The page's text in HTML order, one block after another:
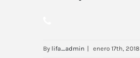
By lifa_admin | enero 17th, 2018